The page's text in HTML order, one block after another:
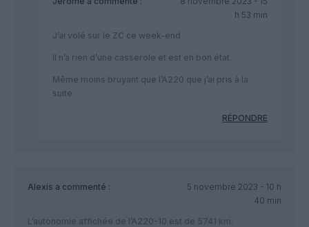
h 53 min
J’ai volé sur le ZC ce week-end
Il n’a rien d’une casserole et est en bon état.
Même moins bruyant que l’A220 que j’ai pris à la
suite
RÉPONDRE
Alexis a commenté :
5 novembre 2023 - 10 h
40 min
L’autonomie affichée de l’A220-10 est de 5741 km.